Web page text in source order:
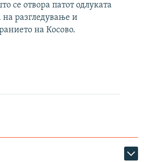
се отвора патот одлуката
на разгледување и
на Косово.